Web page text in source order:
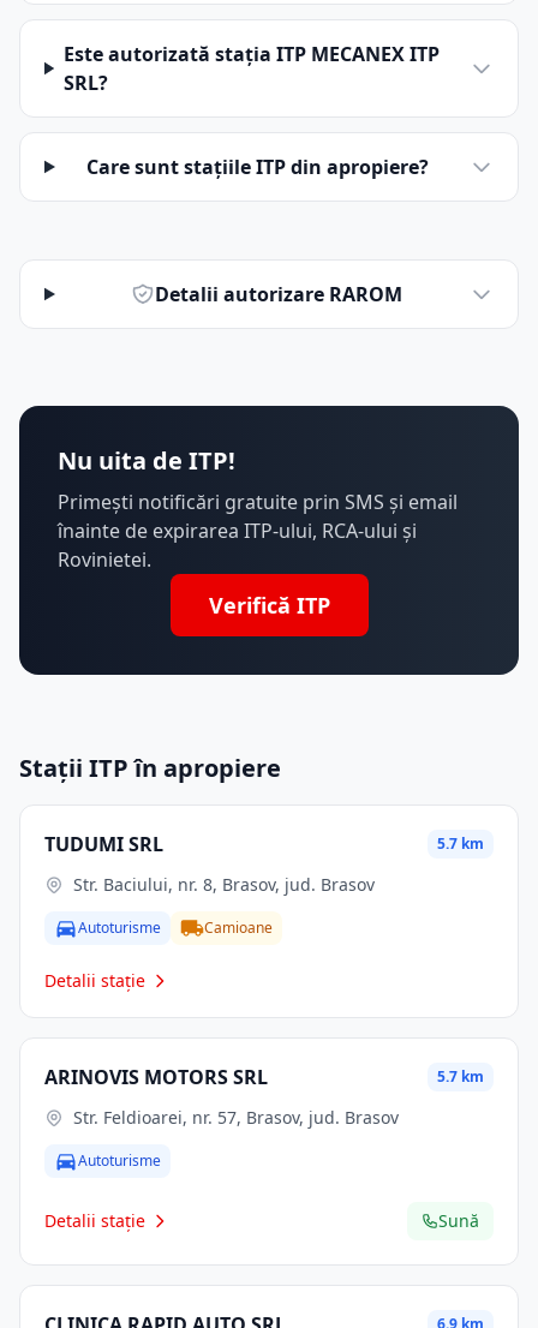
Este autorizată stația ITP MECANEX ITP
SRL?
Care sunt stațiile ITP din apropiere?
Detalii autorizare RAROM
Nu uita de ITP!
Primești notificări gratuite prin SMS și email
înainte de expirarea ITP-ului, RCA-ului și
Rovinietei.
Verifică ITP
Stații ITP în apropiere
TUDUMI SRL 5.7 km
Str. Baciului, nr. 8, Brasov, jud. Brasov
Autoturisme Camioane
Detalii stație
ARINOVIS MOTORS SRL 5.7 km
Str. Feldioarei, nr. 57, Brasov, jud. Brasov
Autoturisme
Detalii stație Sună
6.9 km